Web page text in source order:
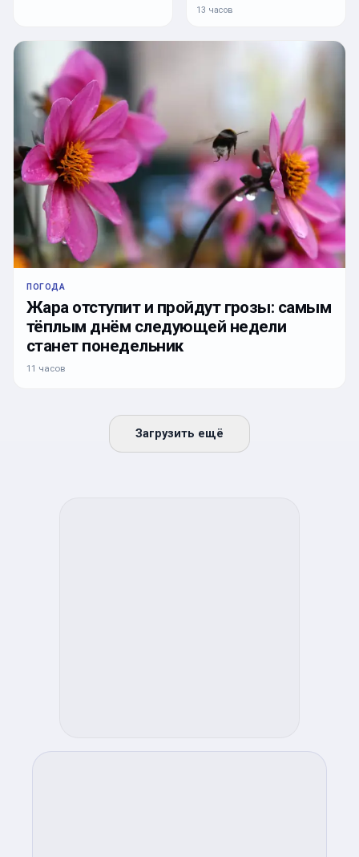
13 часов
ПОГОДА
Жара отступит и пройдут грозы: самым
тёплым днём следующей недели
станет понедельник
11 часов
Загрузить ещё